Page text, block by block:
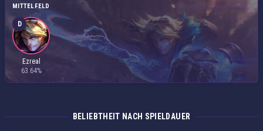
MITTELFELD
D
Ezreal
63.64%
BELIEBTHEIT NACH SPIELDAUER